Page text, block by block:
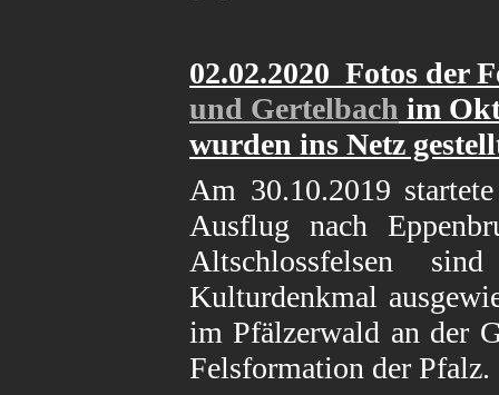
02.02.2020 Fotos der
und Gertelbach im
wurden ins Netz
Am 30.10.2019
Ausflug nach
Altschlossfelsen
Kulturdenkmal
im Pfälzerwald an der
Felsformation der Pfalz.